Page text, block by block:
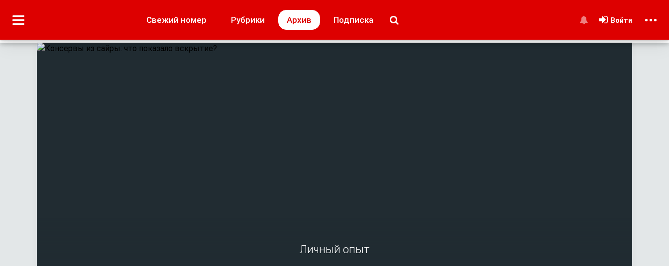
Свежий номер Рубрики Архив Подписка Войти
Лето наших читателей
МОЁ! Плюс Липецк
Образование + карьера
Свадьба недели
Личный опыт